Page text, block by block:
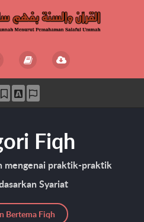
Fiqh
mengenai praktik-praktik
Syariat
Bertema Fiqh